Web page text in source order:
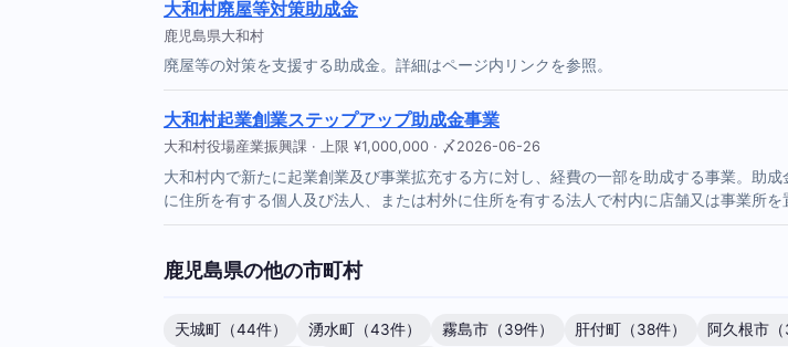
大和村廃屋等対策助成金
鹿児島県大和村
廃屋等の対策を支援する助成金。詳細はページ内リンクを参照。
大和村起業創業ステップアップ助成金事業
大和村役場産業振興課 · 上限 ¥1,000,000 · 〆2026-06-26
大和村内で新たに起業創業及び事業拡充する方に対し、経費の一部を助成する事業。助
に住所を有する個人及び法人、または村外に住所を有する法人で村内に店舗又は事業所を
鹿児島県の他の市町村
天城町（44件） 湧水町（43件） 霧島市（39件） 肝付町（38件） 阿久根市（